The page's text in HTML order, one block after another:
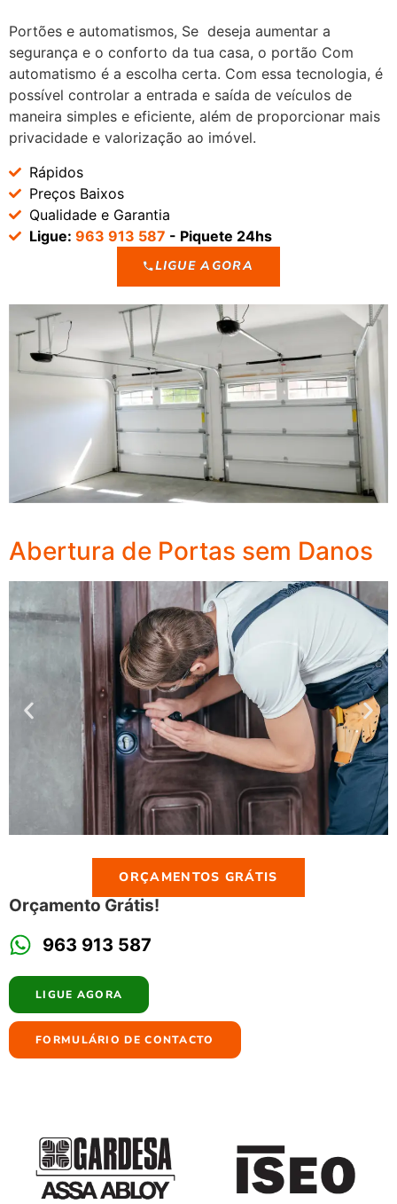
Portões e automatismos, Se deseja aumentar a
segurança e o conforto da tua casa, o portão Com
automatismo é a escolha certa. Com essa tecnologia, é
possível controlar a entrada e saída de veículos de
maneira simples e eficiente, além de proporcionar mais
privacidade e valorização ao imóvel.
Rápidos
Preços Baixos
Qualidade e Garantia
Ligue: 963 913 587 - Piquete 24hs
LIGUE AGORA
Abertura de Portas sem Danos
ORÇAMENTOS GRÁTIS
Orçamento Grátis!
963 913 587
LIGUE AGORA
FORMULÁRIO DE CONTACTO